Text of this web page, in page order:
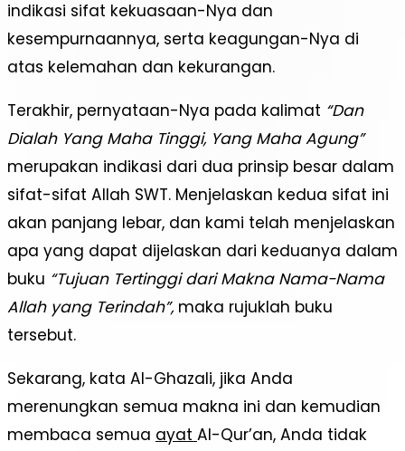
indikasi sifat kekuasaan-Nya dan
kesempurnaannya, serta keagungan-Nya di
atas kelemahan dan kekurangan.
Terakhir, pernyataan-Nya pada kalimat “Dan
Dialah Yang Maha Tinggi, Yang Maha Agung”
merupakan indikasi dari dua prinsip besar dalam
sifat-sifat Allah SWT. Menjelaskan kedua sifat ini
akan panjang lebar, dan kami telah menjelaskan
apa yang dapat dijelaskan dari keduanya dalam
buku “Tujuan Tertinggi dari Makna Nama-Nama
Allah yang Terindah”,maka rujuklah buku
tersebut.
Sekarang, kata Al-Ghazali, jika Anda
merenungkan semua makna ini dan kemudian
membaca semua ayat Al-Qur’an, Anda tidak